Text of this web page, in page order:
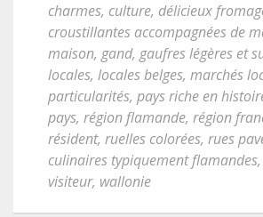
charmes, culture, délicieux
croustillantes accompagnées de
maison, gand, gaufres légères et
locales, locales belges, marchés
particularités, pays riche en
pays, région flamande, région
résident, ruelles colorées, rues
culinaires typiquement flamandes,
visiteur, wallonie